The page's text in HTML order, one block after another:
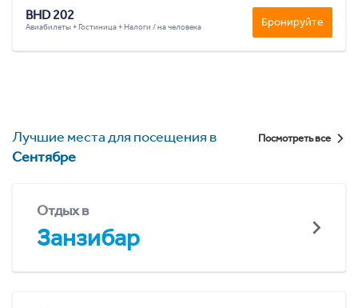
BHD 202
Авиабилеты + Гостиница + Налоги / на человека Бронируйте
Лучшие места для посещения в
Сентябре
Посмотреть все
Отдых в
Занзибар